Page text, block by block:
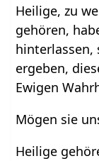
Heilige, zu
gehören,
hinterlassen,
ergeben,
Ewigen
Mögen sie
Heilige